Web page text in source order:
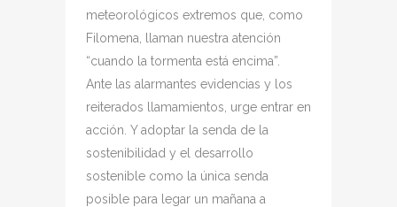
meteorológicos extremos que, como
Filomena, llaman nuestra atención
“cuando la tormenta está encima”.
Ante las alarmantes evidencias y los
reiterados llamamientos, urge entrar en
acción. Y adoptar la senda de la
sostenibilidad y el desarrollo
sostenible como la única senda
posible para legar un mañana a